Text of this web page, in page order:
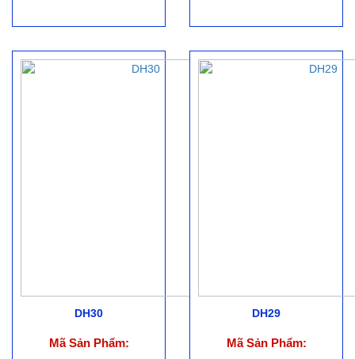
DH30
Mã Sản Phẩm:
DH29
Mã Sản Phẩm: